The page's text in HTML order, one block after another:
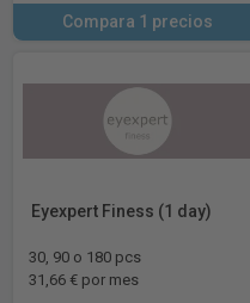
Compara 1 precios
Eyexpert Finess (1 day)
30, 90 o 180 pcs
31,66 € por mes